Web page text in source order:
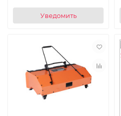
Уведомить